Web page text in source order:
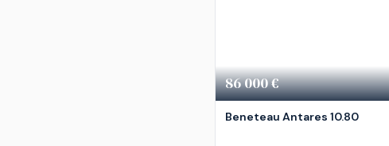
86 000 €
Beneteau Antares 10.80